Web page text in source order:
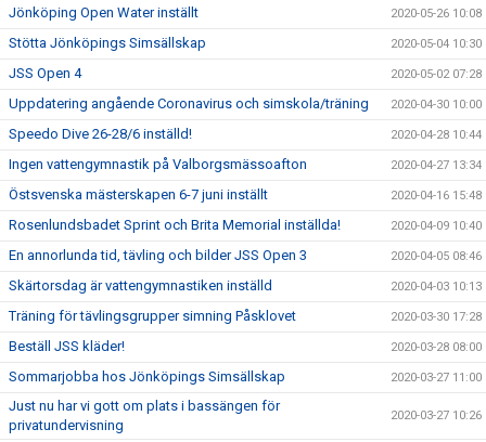
Jönköping Open Water inställt 2020-05-26 10:08
Stötta Jönköpings Simsällskap 2020-05-04 10:30
JSS Open 4 2020-05-02 07:28
Uppdatering angående Coronavirus och simskola/träning 2020-04-30 10:00
Speedo Dive 26-28/6 inställd! 2020-04-28 10:44
Ingen vattengymnastik på Valborgsmässoafton 2020-04-27 13:34
Östsvenska mästerskapen 6-7 juni inställt 2020-04-16 15:48
Rosenlundsbadet Sprint och Brita Memorial inställda! 2020-04-09 10:40
En annorlunda tid, tävling och bilder JSS Open 3 2020-04-05 08:46
Skärtorsdag är vattengymnastiken inställd 2020-04-03 10:13
Träning för tävlingsgrupper simning Påsklovet 2020-03-30 17:28
Beställ JSS kläder! 2020-03-28 08:00
Sommarjobba hos Jönköpings Simsällskap 2020-03-27 11:00
Just nu har vi gott om plats i bassängen för
privatundervisning
2020-03-27 10:26